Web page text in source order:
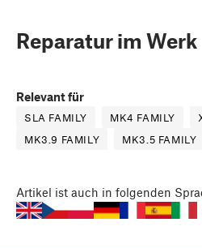
Reparatur im Werk
Relevant für
SLA FAMILY MK4 FAMILY
MK3.9 FAMILY
MK3.5 FAMILY
Artikel ist auch in folgenden